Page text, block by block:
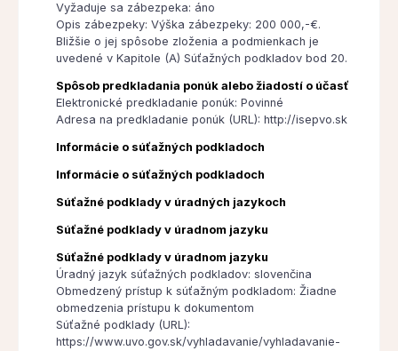
Vyžaduje sa zábezpeka: áno
Opis zábezpeky: Výška zábezpeky: 200 000,-€.
Bližšie o jej spôsobe zloženia a podmienkach je
uvedené v Kapitole (A) Súťažných podkladov bod 20.
Spôsob predkladania ponúk alebo žiadostí o účasť
Elektronické predkladanie ponúk: Povinné
Adresa na predkladanie ponúk (URL): http://isepvo.sk
Informácie o súťažných podkladoch
Informácie o súťažných podkladoch
Súťažné podklady v úradných jazykoch
Súťažné podklady v úradnom jazyku
Súťažné podklady v úradnom jazyku
Úradný jazyk súťažných podkladov: slovenčina
Obmedzený prístup k súťažným podkladom: Žiadne
obmedzenia prístupu k dokumentom
Súťažné podklady (URL):
https://www.uvo.gov.sk/vyhladavanie/vyhladavanie-